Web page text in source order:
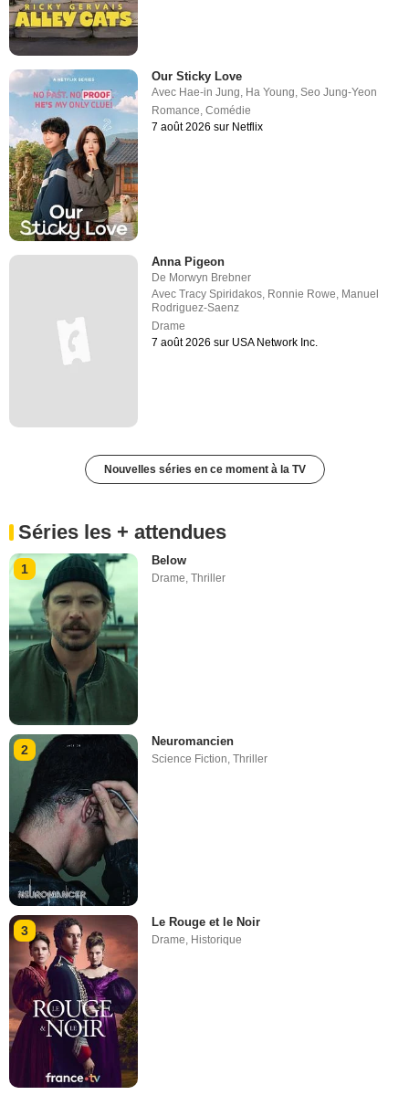
Our Sticky Love
Avec Hae-in Jung, Ha Young,Seo Jung-Yeon
Romance,Comédie
7 août 2026 sur Netflix
Anna Pigeon
De Morwyn Brebner
AvecTracy Spiridakos, Ronnie Rowe, Manuel
Rodriguez-Saenz
Drame
7 août 2026 sur USA Network Inc.
Nouvelles séries en ce moment à la TV
Séries les + attendues
1
Below
Drame ,Thriller
2
Neuromancien
Science Fiction,Thriller
3
Le Rouge et le Noir
Drame, Historique